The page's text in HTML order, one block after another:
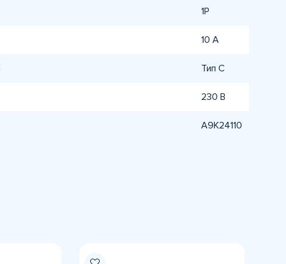
1P
10 А
Тип C
230 В
A9K24110